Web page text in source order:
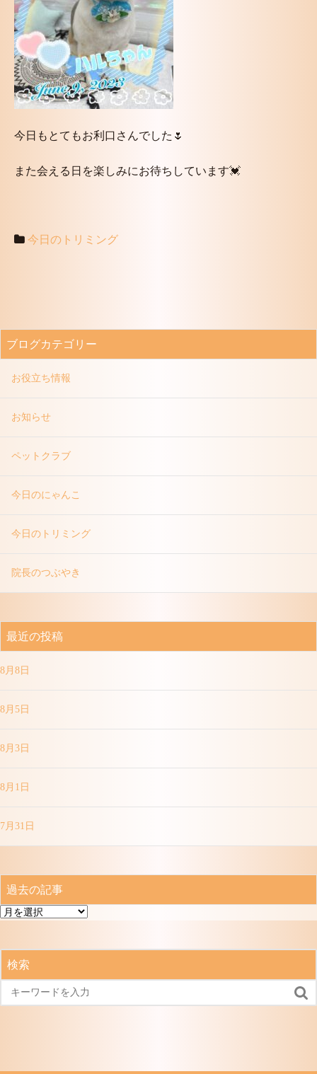
今日もとてもお利口さんでした🌷
また会える日を楽しみにお待ちしています💓
今日のトリミング
ブログカテゴリー
お役立ち情報
お知らせ
ペットクラブ
今日のにゃんこ
今日のトリミング
院長のつぶやき
最近の投稿
8月8日
8月5日
8月3日
8月1日
7月31日
過去の記事
過
記
検索
